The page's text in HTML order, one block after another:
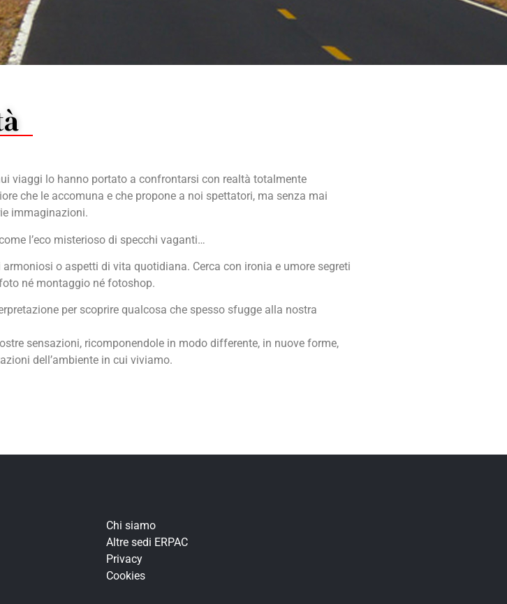
viaggi lo hanno portato a confrontarsi con realtà totalmente
che le accomuna e che propone a noi spettatori, ma senza mai
immaginazioni.
l’eco misterioso di specchi vaganti…
o aspetti di vita quotidiana. Cerca con ironia e umore segreti
né montaggio né fotoshop.
per scoprire qualcosa che spesso sfugge alla nostra
sensazioni, ricomponendole in modo differente, in nuove forme,
dell’ambiente in cui viviamo.
Chi siamo
Altre sedi ERPAC
Privacy
Cookies